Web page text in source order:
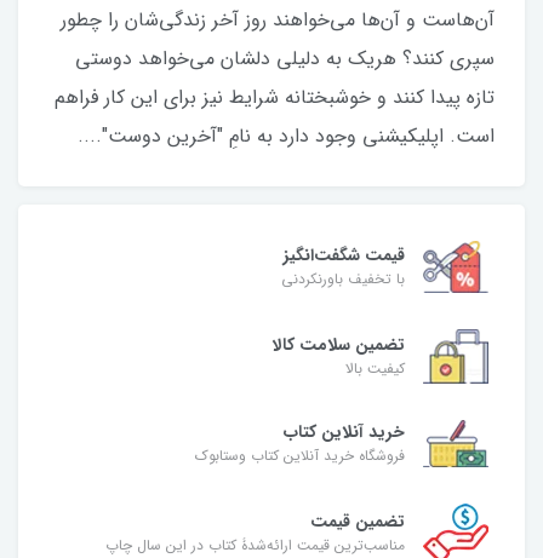
آن‌هاست و آن‌ها می‌خواهند روز آخر زندگی‌شان را چطور
سپری کنند؟ هریک به دلیلی دلشان می‌خواهد دوستی
تازه پیدا کنند و خوشبختانه شرایط نیز برای این کار فراهم
است. اپلیکیشنی وجود دارد به نامِ "آخرین دوست"....
قیمت شگفت‌انگیز
با تخفیف باورنکردنی
تضمین سلامت کالا
کیفیت بالا
خرید آنلاین کتاب
فروشگاه خرید آنلاین کتاب وستابوک
تضمین قیمت
مناسب‌ترین قیمت ارائه‌شدۀ کتاب در این سال چاپ